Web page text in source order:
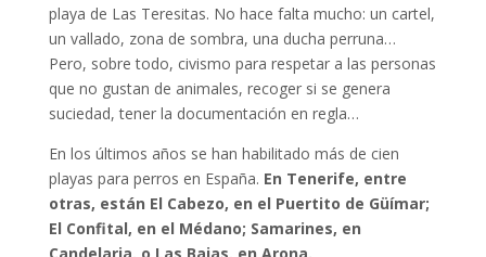
playa de Las Teresitas. No hace falta mucho: un cartel,
un vallado, zona de sombra, una ducha perruna…
Pero, sobre todo, civismo para respetar a las personas
que no gustan de animales, recoger si se genera
suciedad, tener la documentación en regla…
En los últimos años se han habilitado más de cien
playas para perros en España. En Tenerife, entre
otras, están El Cabezo, en el Puertito de Güímar;
El Confital, en el Médano; Samarines, en
Candelaria, o Las Bajas, en Arona.